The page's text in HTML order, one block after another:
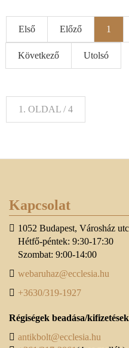
Első Előző 1
Következő Utolsó
1. OLDAL / 4
Kapcsolat
1052 Budapest, Városház
Hétfő-péntek: 9:30-17:30
Szombat: 9:00-14:00
webaruhaz@ecclesia.hu
+3630/319-1927
Régiségek beadása/
antikbolt@ecclesia.hu